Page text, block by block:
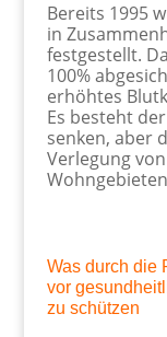
Bereits 1995
in
festgestellt.
100%
erhöhtes
Es besteht
senken, aber
Verlegung
Was durch die
vor
zu schützen